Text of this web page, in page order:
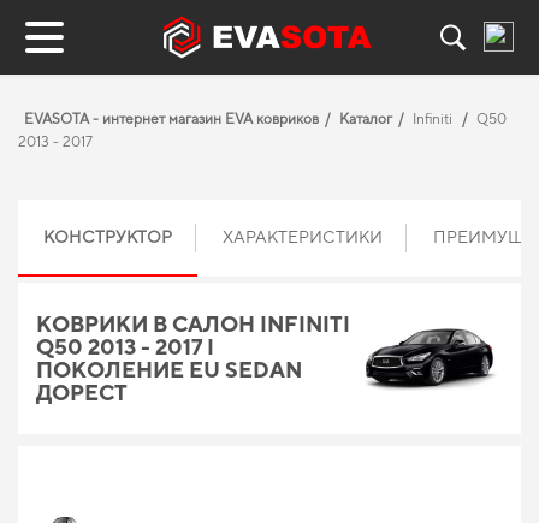
EVASOTA - интернет магазин EVA ковриков Каталог Infiniti
Q50
2013 - 2017
КОНСТРУКТОР ХАРАКТЕРИСТИКИ
КОВРИКИ В САЛОН INFINITI
Q50 2013 - 2017 I
ПОКОЛЕНИЕ EU SEDAN
ДОРЕСТ